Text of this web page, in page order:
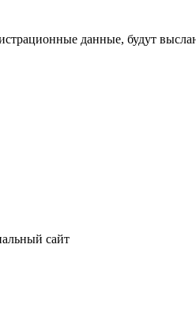
данные, будут
сайт